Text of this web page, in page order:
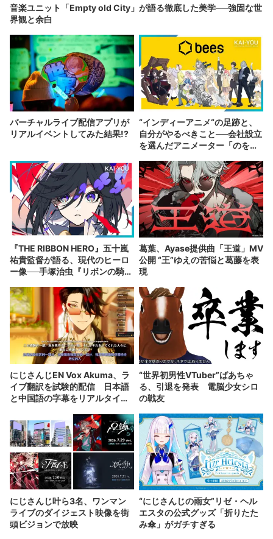
音楽ユニット「Empty old City」が語る徹底した美学──強固な世
界観と余白
バーチャルライブ配信アプリが
リアルイベントしてみた結果!?
“インディーアニメ“の足跡と、
自分がやるべきこと──会社設立
を選んだアニメーター「のを
『THE RIBBON HERO』五十嵐
祐貴監督が語る、現代のヒーロ
ー像──手塚治虫『リボンの騎
葛葉、Ayase提供曲「王道」MV
公開 “王”ゆえの苦悩と葛藤を表
現
にじさんじEN Vox Akuma、ラ
イブ翻訳を試験的配信 日本語
と中国語の字幕をリアルタイム
“世界初男性VTuber”ばあちゃ
る、引退を発表 電脳少女シロ
の戦友
にじさんじ叶ら3名、ワンマン
ライブのダイジェスト映像を街
頭ビジョンで放映
“にじさんじの雨女”リゼ・ヘル
エスタの公式グッズ「折りたた
み傘」がガチすぎる